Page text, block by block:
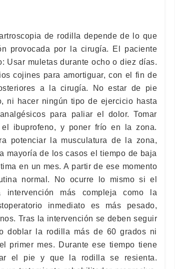
de rodilla depende de lo que
provocada por la cirugía. El paciente
Usar muletas durante ocho o diez días.
cojines para amortiguar, con el fin de
a la cirugía. No estar de pie
ni hacer ningún tipo de ejercicio hasta
para paliar el dolor. Tomar
el ibuprofeno, y poner frío en la zona.
potenciar la musculatura de la zona,
mayoría de los casos el tiempo de baja
en un mes. A partir de ese momento
normal. No ocurre lo mismo si el
más compleja como la
inmediato es más pesado,
Tras la intervención se deben seguir
doblar la rodilla más de 60 grados ni
primer mes. Durante ese tiempo tiene
el pie y que la rodilla se resienta.